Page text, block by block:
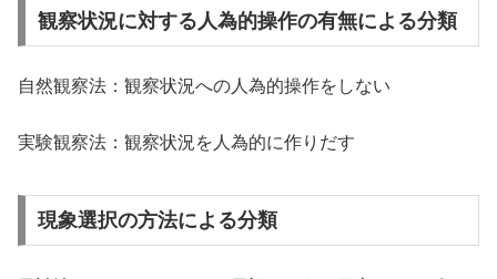
観察状況に対する人為的操作の有無による分類
自然観察法：観察状況への人為的操作をしない
実験観察法：観察状況を人為的に作りだす
現象選択の方法による分類